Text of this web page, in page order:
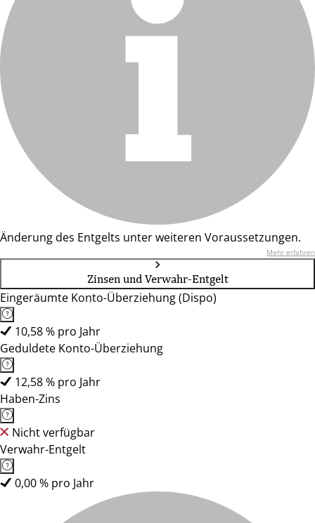
Änderung des Entgelts unter weiteren Voraussetzungen.
Mehr erfahren
Zinsen und Verwahr-Entgelt
Eingeräumte Konto-Überziehung (Dispo)
10,58 % pro Jahr
Geduldete Konto-Überziehung
12,58 % pro Jahr
Haben-Zins
Nicht verfügbar
Verwahr-Entgelt
0,00 % pro Jahr